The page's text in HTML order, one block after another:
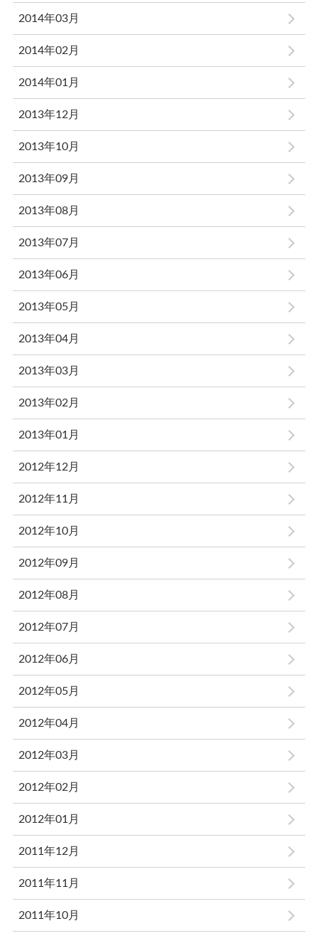
2014年03月
2014年02月
2014年01月
2013年12月
2013年10月
2013年09月
2013年08月
2013年07月
2013年06月
2013年05月
2013年04月
2013年03月
2013年02月
2013年01月
2012年12月
2012年11月
2012年10月
2012年09月
2012年08月
2012年07月
2012年06月
2012年05月
2012年04月
2012年03月
2012年02月
2012年01月
2011年12月
2011年11月
2011年10月